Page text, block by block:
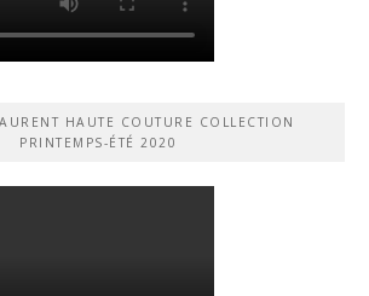
HAUTE COUTURE COLLECTION
PRINTEMPS-ÉTÉ 2020